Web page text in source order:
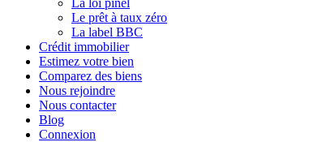
La loi pinel
Le prêt à taux zéro
La label BBC
Crédit immobilier
Estimez votre bien
Comparez des biens
Nous rejoindre
Nous contacter
Blog
Connexion